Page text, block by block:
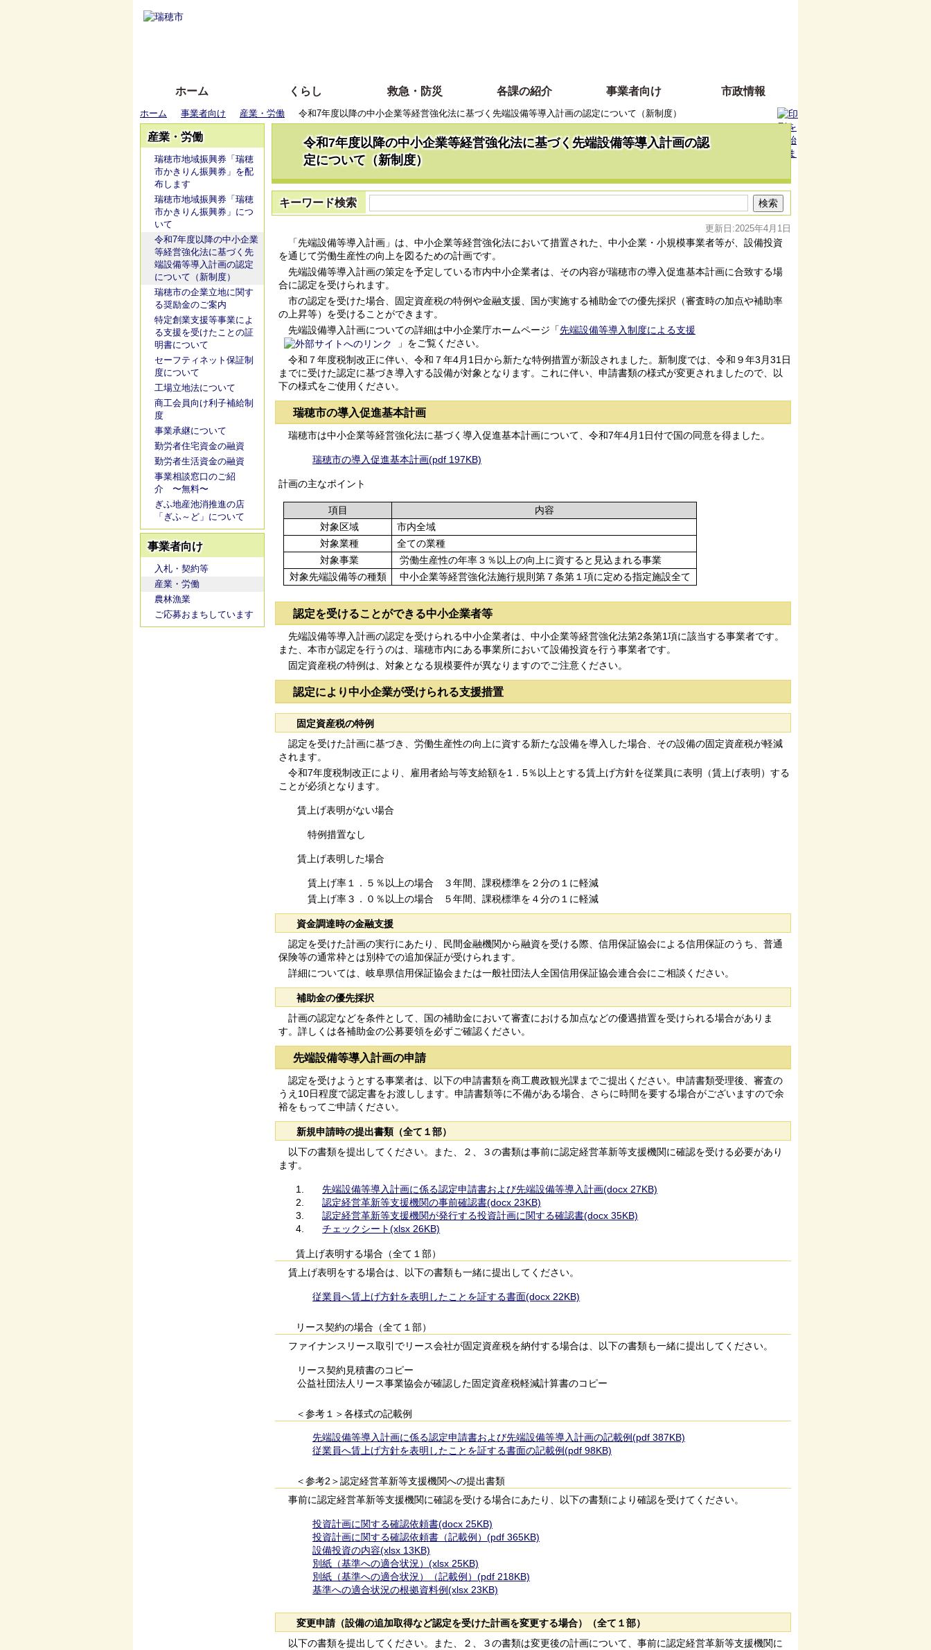
ホーム くらし 救急・防災 各課の紹介 事業者向け 市政情報
ホーム 事業者向け 産業・労働 令和7年度以降の中小企業等経営強化法に基づく先端設備等導入計画の認定について（新制度）
産業・労働
瑞穂市地域振興券「瑞穂
市かきりん振興券」を配
布します
瑞穂市地域振興券「瑞穂
市かきりん振興券」につ
いて
令和7年度以降の中小企業
等経営強化法に基づく先
端設備等導入計画の認定
について（新制度）
瑞穂市の企業立地に関す
る奨励金のご案内
特定創業支援等事業によ
る支援を受けたことの証
明書について
セーフティネット保証制
度について
工場立地法について
商工会員向け利子補給制
度
事業承継について
勤労者住宅資金の融資
勤労者生活資金の融資
事業相談窓口のご紹
介 〜無料〜
ぎふ地産池消推進の店
「ぎふ～ど」について
事業者向け
入札・契約等
産業・労働
農林漁業
ご応募おまちしています
令和7年度以降の中小企業等経営強化法に基づく先端設備等導入計画の認
定について（新制度）
キーワード検索
更新日:2025年4月1日
「先端設備等導入計画」は、中小企業等経営強化法において措置された、中小企業・小規模事業者等が、設備投資
を通じて労働生産性の向上を図るための計画です。
先端設備等導入計画の策定を予定している市内中小企業者は、その内容が瑞穂市の導入促進基本計画に合致する場
合に認定を受けられます。
市の認定を受けた場合、固定資産税の特例や金融支援、国が実施する補助金での優先採択（審査時の加点や補助率
の上昇等）を受けることができます。
先端設備導入計画についての詳細は中小企業庁ホームページ「先端設備等導入制度による支援
」をご覧ください。
令和７年度税制改正に伴い、令和７年4月1日から新たな特例措置が新設されました。新制度では、令和９年3月31日
までに受けた認定に基づき導入する設備が対象となります。これに伴い、申請書類の様式が変更されましたので、以
下の様式をご使用ください。
瑞穂市の導入促進基本計画
瑞穂市は中小企業等経営強化法に基づく導入促進基本計画について、令和7年4月1日付で国の同意を得ました。
瑞穂市の導入促進基本計画(pdf 197KB)
計画の主なポイント
項目
内容
対象区域
市内全域
対象業種
全ての業種
対象事業
労働生産性の年率３％以上の向上に資すると見込まれる事業
対象先端設備等の種類
中小企業等経営強化法施行規則第７条第１項に定める指定施設全て
認定を受けることができる中小企業者等
先端設備等導入計画の認定を受けられる中小企業者は、中小企業等経営強化法第2条第1項に該当する事業者です。
また、本市が認定を行うのは、瑞穂市内にある事業所において設備投資を行う事業者です。
固定資産税の特例は、対象となる規模要件が異なりますのでご注意ください。
認定により中小企業が受けられる支援措置
固定資産税の特例
認定を受けた計画に基づき、労働生産性の向上に資する新たな設備を導入した場合、その設備の固定資産税が軽減
されます。
令和7年度税制改正により、雇用者給与等支給額を1．5％以上とする賃上げ方針を従業員に表明（賃上げ表明）する
ことが必須となります。
賃上げ表明がない場合
特例措置なし
賃上げ表明した場合
賃上げ率１．５％以上の場合 ３年間、課税標準を２分の１に軽減
賃上げ率３．０％以上の場合 ５年間、課税標準を４分の１に軽減
資金調達時の金融支援
認定を受けた計画の実行にあたり、民間金融機関から融資を受ける際、信用保証協会による信用保証のうち、普通
保険等の通常枠とは別枠での追加保証が受けられます。
詳細については、岐阜県信用保証協会または一般社団法人全国信用保証協会連合会にご相談ください。
補助金の優先採択
計画の認定などを条件として、国の補助金において審査における加点などの優遇措置を受けられる場合がありま
す。詳しくは各補助金の公募要領を必ずご確認ください。
先端設備等導入計画の申請
認定を受けようとする事業者は、以下の申請書類を商工農政観光課までご提出ください。申請書類受理後、審査の
うえ10日程度で認定書をお渡しします。申請書類等に不備がある場合、さらに時間を要する場合がございますので余
裕をもってご申請ください。
新規申請時の提出書類（全て１部）
以下の書類を提出してください。また、２、３の書類は事前に認定経営革新等支援機関に確認を受ける必要があり
ます。
先端設備等導入計画に係る認定申請書および先端設備等導入計画(docx 27KB)
認定経営革新等支援機関の事前確認書(docx 23KB)
認定経営革新等支援機関が発行する投資計画に関する確認書(docx 35KB)
チェックシート(xlsx 26KB)
賃上げ表明する場合（全て１部）
賃上げ表明をする場合は、以下の書類も一緒に提出してください。
従業員へ賃上げ方針を表明したことを証する書面(docx 22KB)
リース契約の場合（全て１部）
ファイナンスリース取引でリース会社が固定資産税を納付する場合は、以下の書類も一緒に提出してください。
リース契約見積書のコピー
公益社団法人リース事業協会が確認した固定資産税軽減計算書のコピー
＜参考１＞各様式の記載例
先端設備等導入計画に係る認定申請書および先端設備等導入計画の記載例(pdf 387KB)
従業員へ賃上げ方針を表明したことを証する書面の記載例(pdf 98KB)
＜参考2＞認定経営革新等支援機関への提出書類
事前に認定経営革新等支援機関に確認を受ける場合にあたり、以下の書類により確認を受けてください。
投資計画に関する確認依頼書(docx 25KB)
投資計画に関する確認依頼書（記載例）(pdf 365KB)
設備投資の内容(xlsx 13KB)
別紙（基準への適合状況）(xlsx 25KB)
別紙（基準への適合状況）（記載例）(pdf 218KB)
基準への適合状況の根拠資料例(xlsx 23KB)
変更申請（設備の追加取得など認定を受けた計画を変更する場合）（全て１部）
以下の書類を提出してください。また、２、３の書類は変更後の計画について、事前に認定経営革新等支援機関に